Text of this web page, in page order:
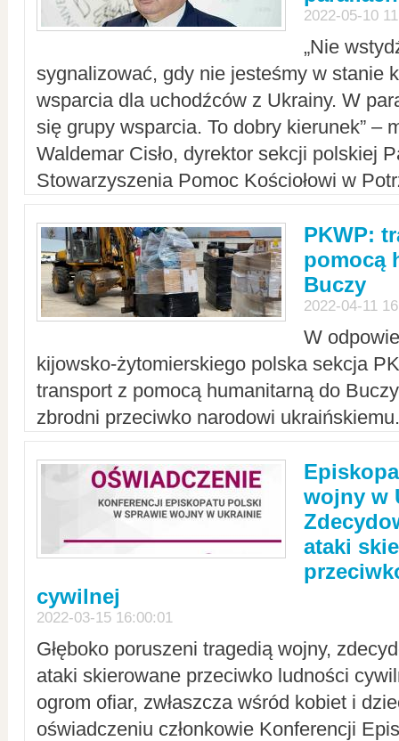
2022-05-10
„Nie
sygnalizować, gdy nie jesteśmy w stanie
wsparcia dla uchodźców z Ukrainy. W
się grupy wsparcia. To dobry kierunek” –
Waldemar Cisło, dyrektor sekcji polskiej
Stowarzyszenia Pomoc Kościołowi w
PKWP:
pomocą
Buczy
2022-04-11
W
kijowsko-żytomierskiego polska sekcja
transport z pomocą humanitarną do
zbrodni przeciwko narodowi
wojny w
ataki
cywilnej
2022-03-15 16:00:01
Głęboko poruszeni tragedią wojny,
ataki skierowane przeciwko ludności
ogrom ofiar, zwłaszcza wśród kobiet i
oświadczeniu członkowie Konferencji